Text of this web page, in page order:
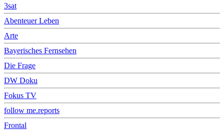
3sat
Abenteuer Leben
Arte
Bayerisches Fernsehen
Die Frage
DW Doku
Fokus TV
follow me.reports
Frontal